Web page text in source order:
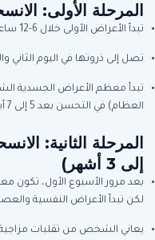
المرحلة الأولى:
تبدأ الأعراض الأولى خلال 6-12 ساعة من آخر جرعة.
تصل إلى ذروتها في اليوم الثاني
تبدأ معظم الأعراض الجسدية
العظام) في التحسن بعد 5 إلى 7 أيام.
المرحلة الثانية:
إلى 3 أشهر)
بعد مرور الأسبوع الأول، تكون
لكن تبدأ الأعراض النفسية
يعاني الشخص من تقلبات